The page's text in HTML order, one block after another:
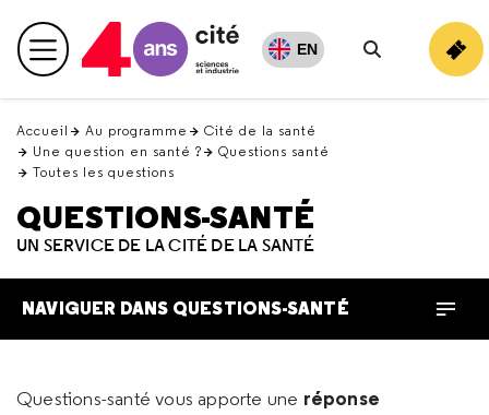
en
haut Menu principal EN
Rechercher
Accueil Au programme
Cité de la santé
Une question en santé ?
Questions santé
Toutes les questions
QUESTIONS-SANTÉ
UN SERVICE DE LA CITÉ DE LA SANTÉ
NAVIGUER DANS QUESTIONS-SANTÉ
Questions-santé vous apporte une réponse